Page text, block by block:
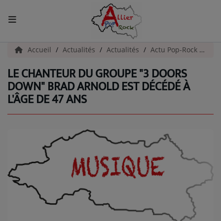
ACCUEIL
Actualités
INFOS - ALLIER
INFOS POP ROCK
La Radio
EMISSIONS
Accueil Actualités Actualités Actu Pop-Rock
LE CHANTEUR DU GROUPE "3 DOORS
DOWN" BRAD ARNOLD EST DÉCÉDÉ À
L'ÂGE DE 47 ANS